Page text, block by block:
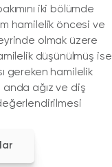
iki bölümde
hamilelik öncesi ve
olmak üzere
düşünülmüş ise
gereken hamilelik
anda ağız ve diş
değerlendirilmesi